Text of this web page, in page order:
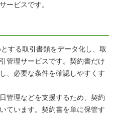
ービスです。
する取引書類をデータ化し、取
管理サービスです。契約書だけ
、必要な条件を確認しやすくす
管理などを支援するため、契約
ています。契約書を単に保管す